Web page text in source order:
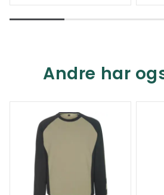
Andre har